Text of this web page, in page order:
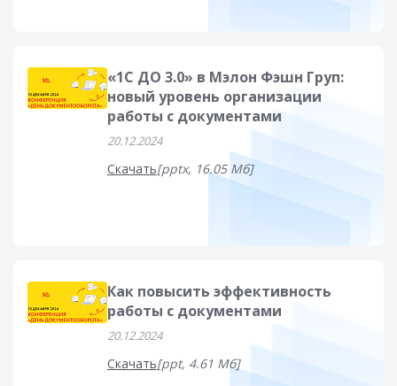
«1С ДО 3.0» в Мэлон Фэшн Груп:
новый уровень организации
работы с документами
20.12.2024
Скачать[pptx, 16.05 Мб]
Как повысить эффективность
работы с документами
20.12.2024
Скачать[ppt, 4.61 Мб]